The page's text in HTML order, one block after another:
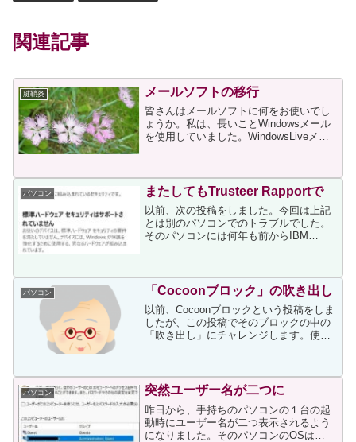
関連記事
腱鞘炎 メールソフトの移行
皆さんはメールソフトに何をお使いでし
ょうか。私は、長いことWindowsメール
を使用していました。WindowsLiveメー
パソコン またしてもTrusteer Rapportで
以前、次の投稿をしました。今回は上記
とは別のパソコンでのトラブルでした。
そのパソコンには何年も前からIBM
れが5日前、アップデートの表示が出まし
た。今...
パソコン 「Cocoonブロック」の吹き出し
以前、Cocoonブロックという投稿をしま
したが、この投稿でそのブロックの中の
「吹き出し」にチャレンジします。使い
し用画像の準備吹き出しの設定ブロック
エディタで吹き出し...
パソコン 突然ユーザー名が二つに
昨日から、手持ちのパソコンの１台の起
動時にユーザー名が二つ表示されるよう
になりました。そのパソコンのOSは